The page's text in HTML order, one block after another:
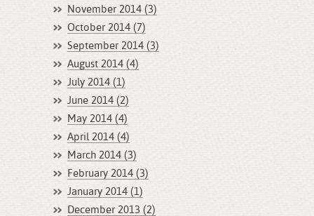
November 2014 (3)
October 2014 (7)
September 2014 (3)
August 2014 (4)
July 2014 (1)
June 2014 (2)
May 2014 (4)
April 2014 (4)
March 2014 (3)
February 2014 (3)
January 2014 (1)
December 2013 (2)